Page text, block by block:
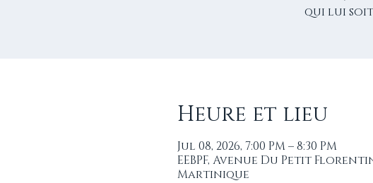
qui lui soit
Heure et lieu
Jul 08, 2026, 7:00 PM – 8:30 PM
EEBPF, Avenue Du Petit
Martinique